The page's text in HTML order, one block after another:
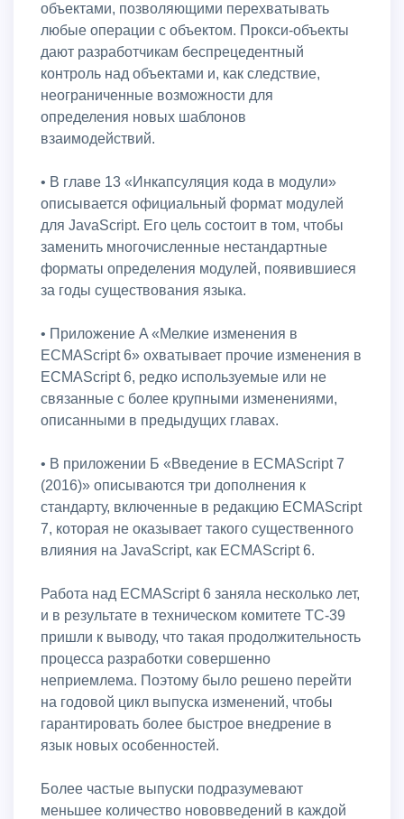
объектами, позволяющими перехватывать
любые операции с объектом. Прокси-объекты
дают разработчикам беспрецедентный
контроль над объектами и, как следствие,
неограниченные возможности для
определения новых шаблонов
взаимодействий.
• В главе 13 «Инкапсуляция кода в модули»
описывается официальный формат модулей
для JavaScript. Его цель состоит в том, чтобы
заменить многочисленные нестандартные
форматы определения модулей, появившиеся
за годы существования языка.
• Приложение A «Мелкие изменения в
ECMAScript 6» охватывает прочие изменения в
ECMAScript 6, редко используемые или не
связанные с более крупными изменениями,
описанными в предыдущих главах.
• В приложении Б «Введение в ECMAScript 7
(2016)» описываются три дополнения к
стандарту, включенные в редакцию ECMAScript
7, которая не оказывает такого существенного
влияния на JavaScript, как ECMAScript 6.
Работа над ECMAScript 6 заняла несколько лет,
и в результате в техническом комитете TC-39
пришли к выводу, что такая продолжительность
процесса разработки совершенно
неприемлема. Поэтому было решено перейти
на годовой цикл выпуска изменений, чтобы
гарантировать более быстрое внедрение в
язык новых особенностей.
Более частые выпуски подразумевают
меньшее количество нововведений в каждой